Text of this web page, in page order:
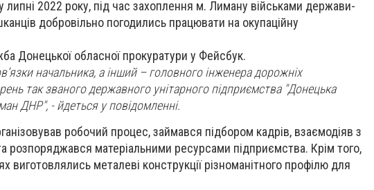
2022 року, під час захоплення м. Лиману військами держави-
добровільно погодились працювати на окупаційну
Донецької обласної прокуратури у Фейсбук.
начальника, а інший – головного інженера дорожніх
так званого державного унітарного підприємства "Донецька
ДНР", - йдеться у повідомленні.
робочий процес, займався підбором кадрів, взаємодіяв з
розпоряджався матеріальними ресурсами підприємства. Крім того,
виготовлялись металеві конструкції різноманітного профілю для